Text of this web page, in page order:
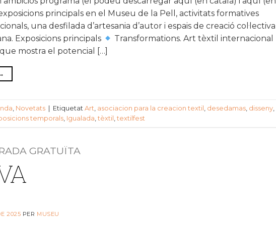
principals en el Museu de la Pell, activitats formatives
una desfilada d’artesania d’autor i espais de creació col·lectiva
Exposicions principals
Transformations. Art tèxtil internacional
que mostra el potencial […]
Novetats | Etiquetat Art asociacion para la creacion textil desedamas disseny
temporals Igualada tèxtil textilfest
GRATUÏTA
2025 PER MUSEU